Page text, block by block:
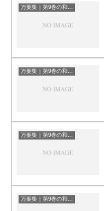
万葉集｜第9巻の和歌一覧
万葉集｜第9巻の和歌一覧
万葉集｜第9巻の和歌一覧